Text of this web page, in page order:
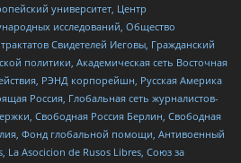
университет, Центр
исследований, Общество
Свидетелей Иеговы, Гражданский
политики, Академическая сеть Восточная
РЭНД корпорейшн, Русская Америка
Россия, Глобальная сеть журналистов-
Свободная Россия Берлин, Свободная
Фонд глобальной помощи, Антивоенный
La Asocicion de Rusos Libres, Союз за